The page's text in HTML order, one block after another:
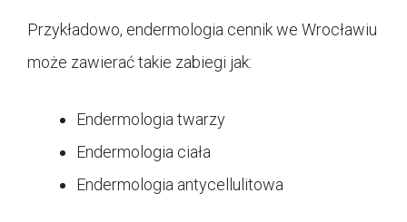
Przykładowo, endermologia cennik we Wrocławiu
może zawierać takie zabiegi jak:
Endermologia twarzy
Endermologia ciała
Endermologia antycellulitowa